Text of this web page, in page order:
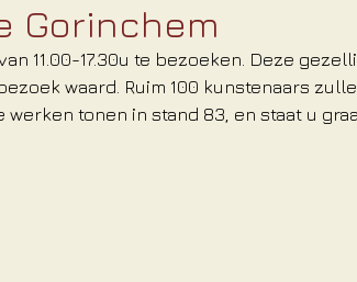
Gorinchem
11.00-17.30u te bezoeken. Deze
waard. Ruim 100 kunstenaars
werken tonen in stand 83, en staat u